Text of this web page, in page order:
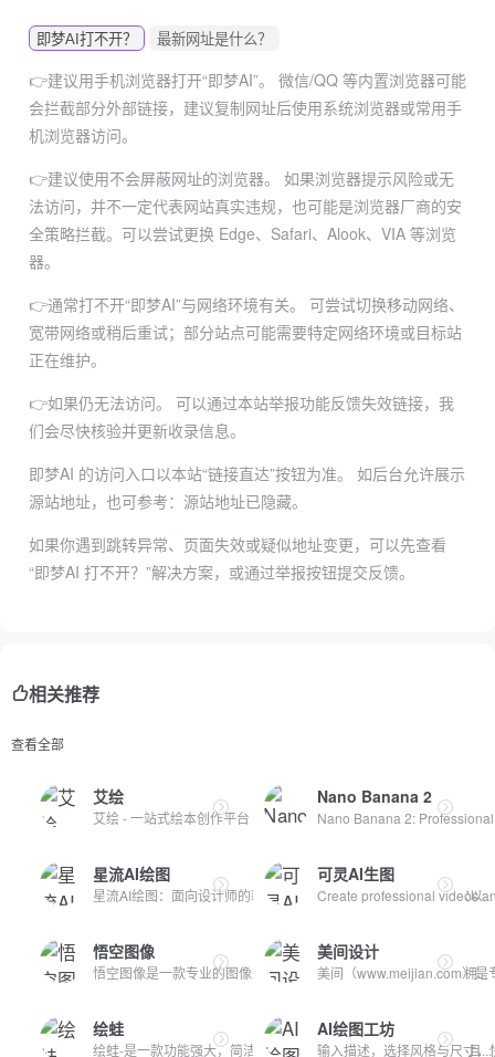
即梦AI打不开？ 最新网址是什么？
👉建议用手机浏览器打开“即梦AI”。
微信/QQ 等内置浏览器可能
会拦截部分外部链接，建议复制网址后使用系统浏览器或常用手
机浏览器访问。
👉建议使用不会屏蔽网址的浏览器。
如果浏览器提示风险或无
法访问，并不一定代表网站真实违规，也可能是浏览器厂商的安
全策略拦截。可以尝试更换 Edge、Safari、Alook、VIA 等浏览
器。
👉通常打不开“即梦AI”与网络环境有关。
可尝试切换移动网络、
宽带网络或稍后重试；部分站点可能需要特定网络环境或目标站
正在维护。
👉如果仍无法访问。
可以通过本站举报功能反馈失效链接，我
们会尽快核验并更新收录信息。
即梦AI 的访问入口以本站“链接直达”按钮为准。
如后台允许展示
源站地址，也可参考： 源站地址已隐藏。
如果你遇到跳转异常、页面失效或疑似地址变更，可以先查看
“即梦AI 打不开？”解决方案，或通过举报按钮提交反馈。
相关推荐
查看全部
艾绘
艾绘 - 一站式绘本创作平台
Nano Banana 2
Nano Banana 2:
星流AI绘图
星流AI绘图：面向设计师的新一代AI设计Agent星流AI绘图是一款以...
可灵AI生图
Create professional videos
悟空图像
悟空图像是一款专业的图像处理软件，支持十亿像素图片处理，拥...
美间设计
美间（www.meijian.com）是
绘蛙
绘蛙-是一款功能强大，简洁好用的智能图片、文案创作平台，并且...
AI绘图工坊
输入描述，选择风格与尺寸